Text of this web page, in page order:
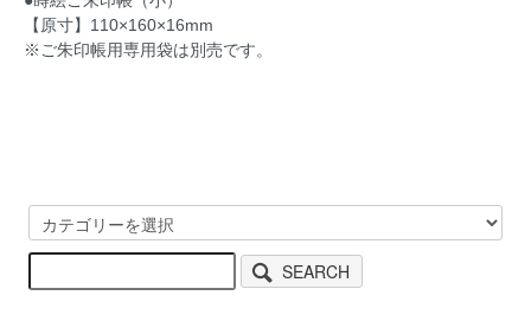
【原寸】110×160×16mm
※ご朱印帳用専用袋は別売です。
SEARCH